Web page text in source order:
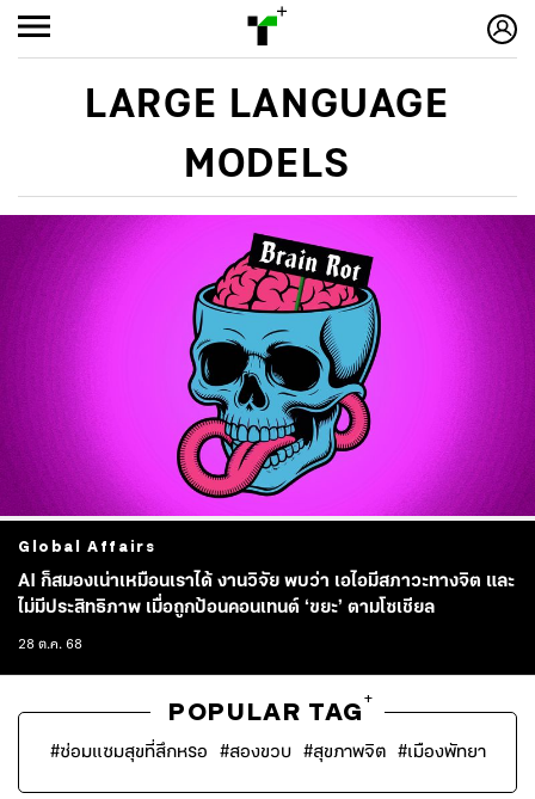
LARGE LANGUAGE
MODELS
Global Affairs
AI ก็สมองเน่าเหมือนเราได้ งานวิจัย พบว่า เอไอมีสภาวะทางจิต และ
ไม่มีประสิทธิภาพ เมื่อถูกป้อนคอนเทนต์ ‘ขยะ’ ตามโซเชียล
28 ต.ค. 68
POPULAR TAG
+
#ซ่อมแซมสุขที่สึกหรอ #สองขวบ #สุขภาพจิต #เมืองพัทยา